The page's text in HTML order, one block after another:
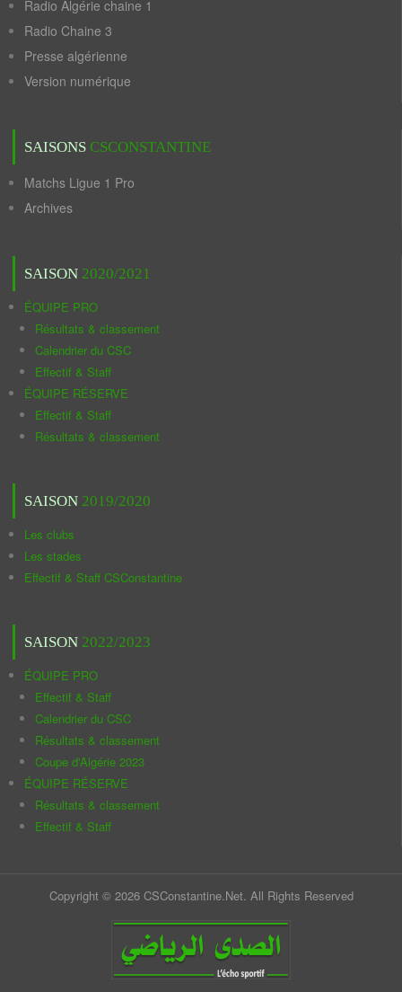
Radio Algérie chaine 1
Radio Chaine 3
Presse algérienne
Version numérique
SAISONS CSCONSTANTINE
Matchs Ligue 1 Pro
Archives
SAISON 2020/2021
ÉQUIPE PRO
Résultats & classement
Calendrier du CSC
Effectif & Staff
ÉQUIPE RÉSERVE
Effectif & Staff
Résultats & classement
SAISON 2019/2020
Les clubs
Les stades
Effectif & Staff CSConstantine
SAISON 2022/2023
ÉQUIPE PRO
Effectif & Staff
Calendrier du CSC
Résultats & classement
Coupe d'Algérie 2023
ÉQUIPE RÉSERVE
Résultats & classement
Effectif & Staff
Copyright © 2026 CSConstantine.Net. All Rights Reserved